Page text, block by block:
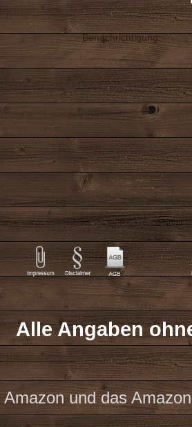
Benachrichtigung:
Alle Angaben
Amazon und das